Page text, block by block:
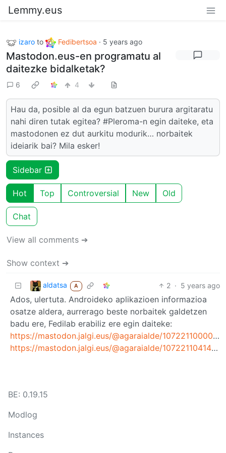
Lemmy.eus
izaro to Fedibertsoa · 5 years ago
Mastodon.eus-en programatu al
daitezke bidalketak?
6 4
Hau da, posible al da egun batzuen burura argitaratu
nahi diren tutak egitea? #Pleroma-n egin daiteke, eta
mastodonen ez dut aurkitu modurik… norbaitek
ideiarik bai? Mila esker!
Sidebar
Hot Top Controversial New Old
Chat
View all comments ➔
Show context ➔
aldatsa A 2 · 5 years ago
Ados, ulertuta. Androideko aplikazioen informazioa
osatze aldera, aurrerago beste norbaitek galdetzen
badu ere, Fedilab erabiliz ere egin daiteke:
https://mastodon.jalgi.eus/@agaraialde/107221100000127784
https://mastodon.jalgi.eus/@agaraialde/107221104141458322
BE: 0.19.15
Modlog
Instances